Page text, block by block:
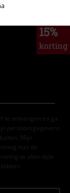
15%
korting
ontvangen en ga
persoonsgegevens
Mijn
met de
te allen tijde